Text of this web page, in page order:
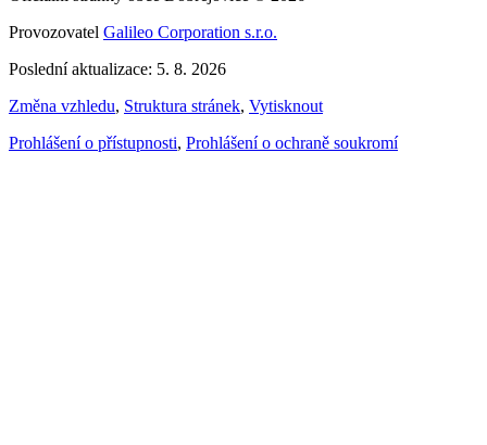
Provozovatel Galileo Corporation s.r.o.
Poslední aktualizace: 5. 8. 2026
Změna vzhledu, Struktura stránek, Vytisknout
Prohlášení o přístupnosti, Prohlášení o ochraně soukromí